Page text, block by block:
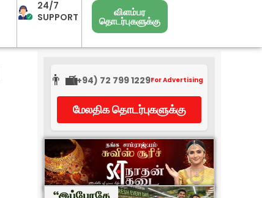
24/7
SUPPORT
விளம்பர
தொடர்புகளுக்கு
👨‍💼(+94) 72 799 1229For Advertising
மேலதிக தொடர்புகளுக்கு